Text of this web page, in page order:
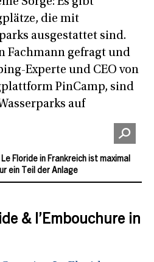
die mit
ausgestattet sind.
Fachmann gefragt und
Experte und CEO von
PinCamp, sind
auf
Floride in Frankreich ist maximal
ein Teil der Anlage
& l’Embouchure in